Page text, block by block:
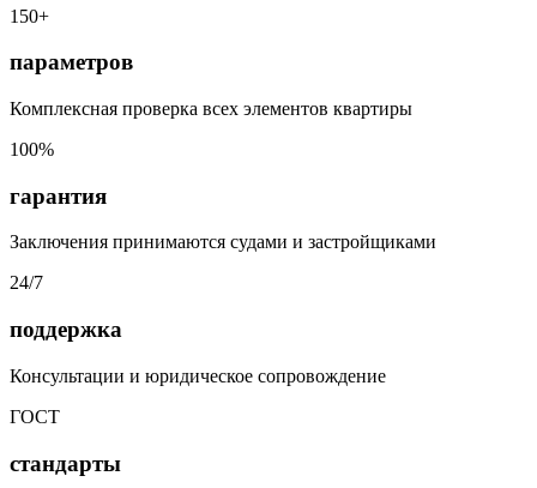
150+
параметров
Комплексная проверка всех элементов квартиры
100%
гарантия
Заключения принимаются судами и застройщиками
24/7
поддержка
Консультации и юридическое сопровождение
ГОСТ
стандарты